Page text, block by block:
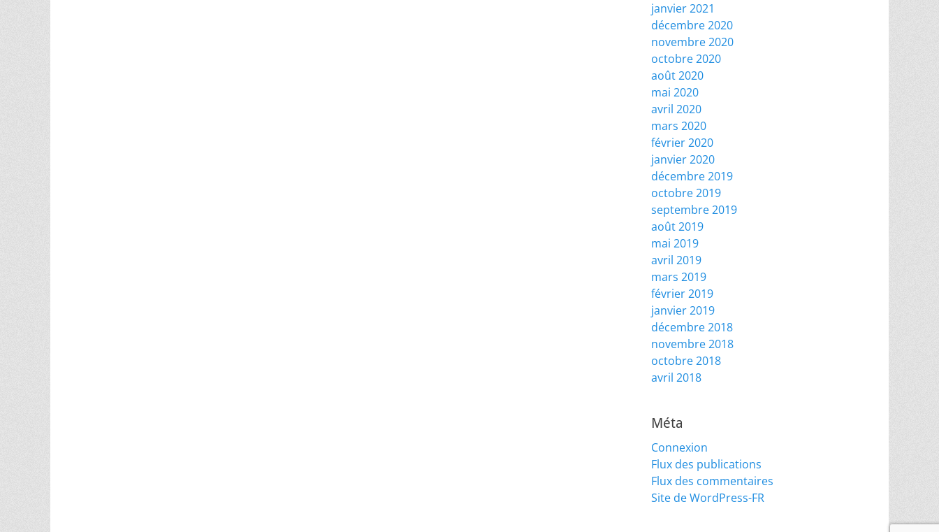
janvier 2021
décembre 2020
novembre 2020
octobre 2020
août 2020
mai 2020
avril 2020
mars 2020
février 2020
janvier 2020
décembre 2019
octobre 2019
septembre 2019
août 2019
mai 2019
avril 2019
mars 2019
février 2019
janvier 2019
décembre 2018
novembre 2018
octobre 2018
avril 2018
Méta
Connexion
Flux des publications
Flux des commentaires
Site de WordPress-FR